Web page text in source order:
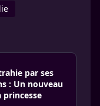
par ses
: Un nouveau